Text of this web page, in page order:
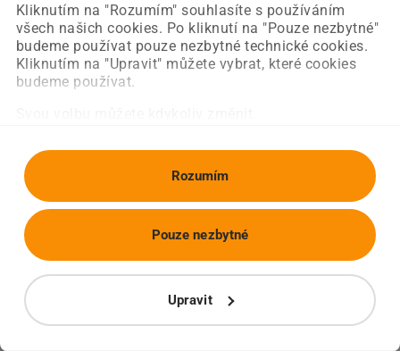
Kliknutím na "Rozumím" souhlasíte s používáním
všech našich cookies. Po kliknutí na "Pouze nezbytné"
budeme používat pouze nezbytné technické cookies.
Kliknutím na "Upravit" můžete vybrat, které cookies
budeme používat.
Rozumím
Upravit
Pouze nezbytné
Obnovit stránku Úvodní strana